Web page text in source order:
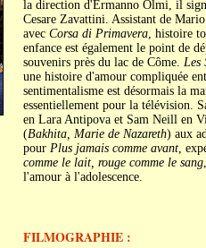
la direction d'Ermanno Olmi, il
Cesare Zavattini. Assistant de
avec Corsa di Primavera, histoire
enfance est également le point de
souvenirs près du lac de Côme. Les
une histoire d'amour compliquée
sentimentalisme est désormais la
essentiellement pour la télévision.
en Lara Antipova et Sam Neill en
(Bakhita, Marie de Nazareth) aux
pour Plus jamais comme avant,
comme le lait, rouge comme le sang
l'amour à l'adolescence.
FILMOGRAPHIE :